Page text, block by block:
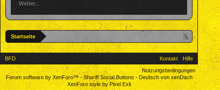
Weiter...
Startseite
BFD Kontakt
Hilfe
Nutzungsbedingungen
Forum software by XenForo™-Shariff Social Buttons- Deutsch von xenDach
XenForo style by Pixel Exit